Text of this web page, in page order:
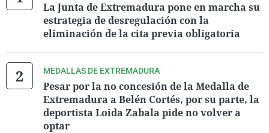
La Junta de Extremadura pone en marcha su
estrategia de desregulación con la
eliminación de la cita previa obligatoria
MEDALLAS DE EXTREMADURA
Pesar por la no concesión de la Medalla de
Extremadura a Belén Cortés, por su parte, la
deportista Loida Zabala pide no volver a
optar